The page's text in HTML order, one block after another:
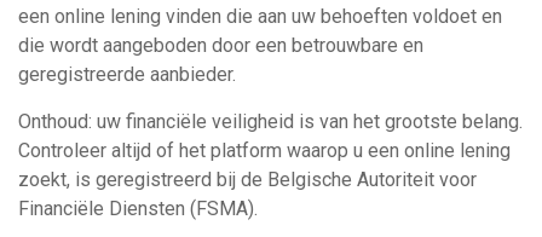
een online lening vinden die aan uw behoeften voldoet en
die wordt aangeboden door een betrouwbare en
geregistreerde aanbieder.
Onthoud: uw financiële veiligheid is van het grootste belang.
Controleer altijd of het platform waarop u een online lening
zoekt, is geregistreerd bij de Belgische Autoriteit voor
Financiële Diensten (FSMA).